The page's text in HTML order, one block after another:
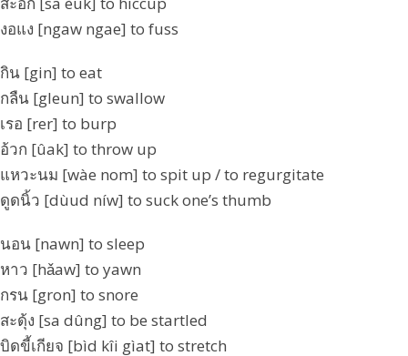
งอแง [ngaw ngae] to fuss
กิน [gin] to eat
กลืน [gleun] to swallow
เรอ [rer] to burp
อ้วก [ûak] to throw up
แหวะนม [wàe nom] to spit up / to regurgitate
ดูดนิ้ว [dùud níw] to suck one’s thumb
นอน [nawn] to sleep
หาว [hǎaw] to yawn
กรน [gron] to snore
สะดุ้ง [sa dûng] to be startled
บิดขี้เกียจ [bìd kîi gìat] to stretch